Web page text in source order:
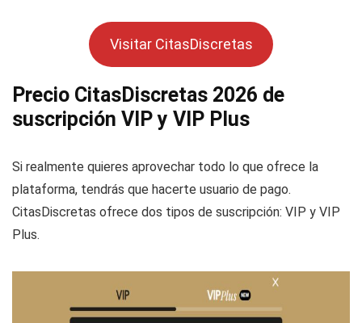
Visitar CitasDiscretas
Precio CitasDiscretas 2026 de
suscripción VIP y VIP Plus
Si realmente quieres aprovechar todo lo que ofrece la
plataforma, tendrás que hacerte usuario de pago.
CitasDiscretas ofrece dos tipos de suscripción: VIP y VIP
Plus.